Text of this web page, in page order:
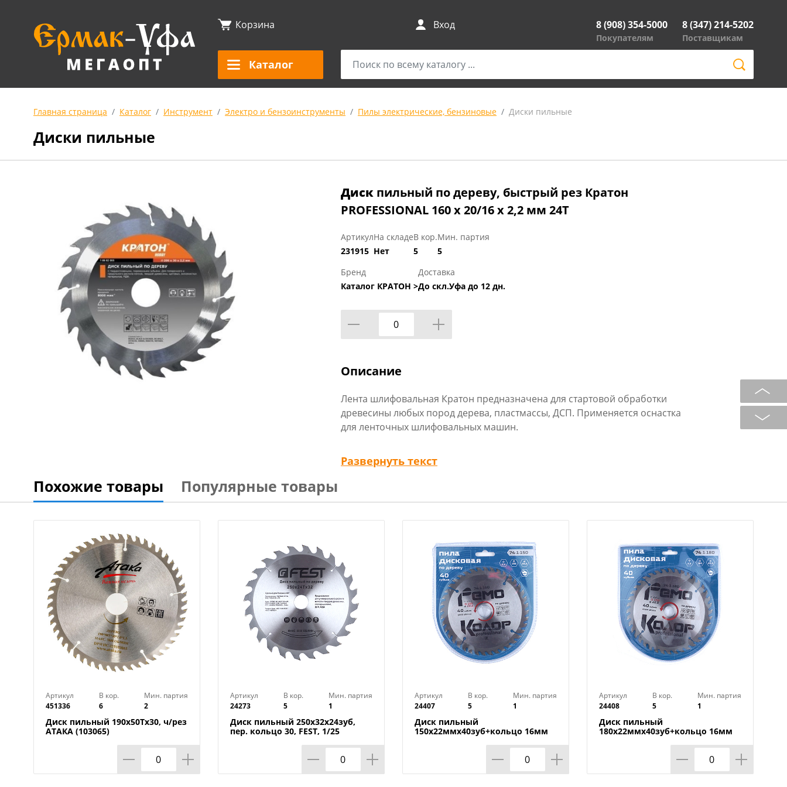
Корзина Вход 8 (908) 354-5000
Покупателям
8 (347) 214-5202
Поставщикам
Каталог
Главная страница Каталог Инструмент Электро и бензоинструменты Пилы электрические, бензиновые Диски пильные
Диски пильные
Диск пильный по дереву, быстрый рез Кратон
PROFESSIONAL 160 х 20/16 х 2,2 мм 24Т
Артикул
231915
На складе
Нет
В кор.
5
Мин. партия
5
Бренд
Каталог КРАТОН >
Доставка
До скл.Уфа до 12 дн.
Описание
Лента шлифовальная Кратон предназначена для стартовой обработки
древесины любых пород дерева, пластмассы, ДСП. Применяется оснастка
для ленточных шлифовальных машин.
Преимущества:
- долго не забивается пылью;
Технические характеристики:
Длина ленты: 533 мм
Ширина ленты: 75 мм
Размер зерна: 250 мкм
Зернистость: P40
Количество: 3 шт
Бренд: «Кратон»
Страна-изготовитель: Китай
Развернуть текст
Похожие товары Популярные товары
Артикул
451336
В кор.
6
Мин. партия
2
Диск пильный 190х50Тх30, ч/рез
АТАКА (103065)
Артикул
24273
В кор.
5
Мин. партия
1
Диск пильный 250х32x24зуб,
пер. кольцо 30, FEST, 1/25
Артикул
24407
В кор.
5
Мин. партия
1
Диск пильный
150х22ммх40зуб+кольцо 16мм
Артикул
24408
В кор.
5
Мин. партия
1
Диск пильный
180х22ммх40зуб+кольцо 16мм